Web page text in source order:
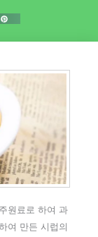
원료로 하여 과
여 만든 시럽의